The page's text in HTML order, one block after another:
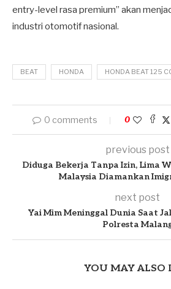
entry-level rasa premium” akan
industri otomotif nasional.
BEAT HONDA HONDA BEAT 125
0 comments 0
previous post
Diduga Bekerja Tanpa Izin, Lima
Malaysia Diamankan
next post
Yai Mim Meninggal Dunia Saat
Polresta
YOU MAY ALSO